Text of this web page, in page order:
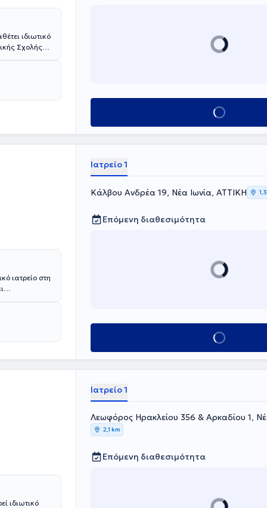
ιδιωτικό
Σχολής
και
Σχολής
στοχεύει
το
Κλείσε ραντεβού
ιατρείο στη
Αθηνών, με
έχει
ενώ
Ιατρείο 1
Κάλβου Ανδρέα 19, Νέα Ιωνία, ΑΤΤΙΚΗ
Επόμενη διαθεσιμότητα
Κλείσε ραντεβού
ιδιωτικό
Ιατρείο 1
Λεωφόρος Ηρακλείου 356 & Αρκαδίου 1,
2,1 km
Επόμενη διαθεσιμότητα